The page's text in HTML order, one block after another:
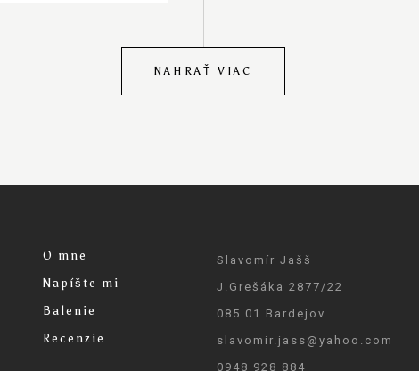
NAHRAŤ VIAC
O mne
Napíšte mi
Balenie
Recenzie
Slavomír Jašš
J.Grešáka 2877/22
085 01 Bardejov
slavomir.jass@yahoo.com
0948 928 884